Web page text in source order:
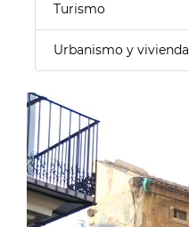
Turismo
Urbanismo y vivienda